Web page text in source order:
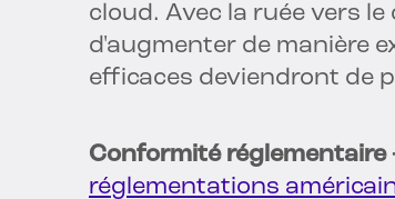
cloud. Avec la ruée vers
d'augmenter de manière
efficaces deviendront de
Conformité réglementaire
réglementations